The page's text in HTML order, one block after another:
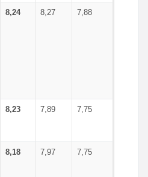
8,24 8,27 7,88
8,23 7,89 7,75
8,18 7,97 7,75